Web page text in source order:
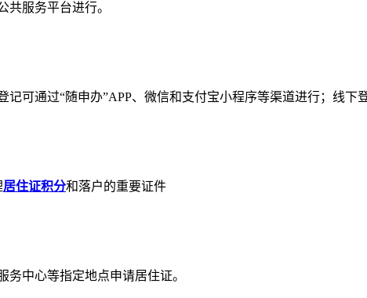
共服务平台进行。
可通过“随申办”APP、微信和支付宝小程序等渠道进行；线
居住证积分和落户的重要证件
中心等指定地点申请居住证。